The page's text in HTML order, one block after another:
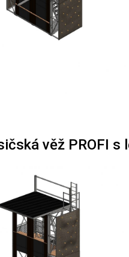
věž PROFI